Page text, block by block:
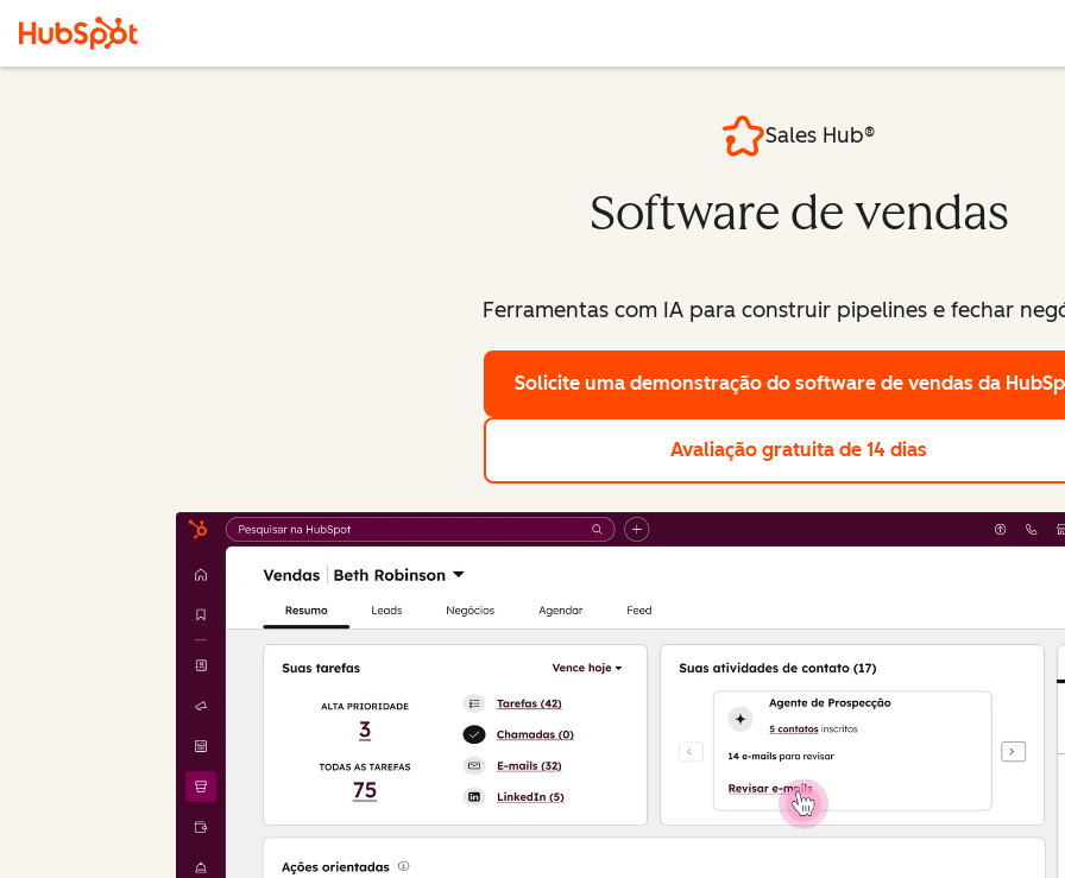
Sales Hub®
Software de vendas
Ferramentas com IA para construir pipelines e fechar
Solicite uma demonstração do software de vendas da
Avaliação gratuita de 14 dias